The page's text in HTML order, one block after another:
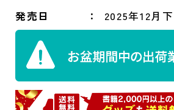
発売日 2025年12月